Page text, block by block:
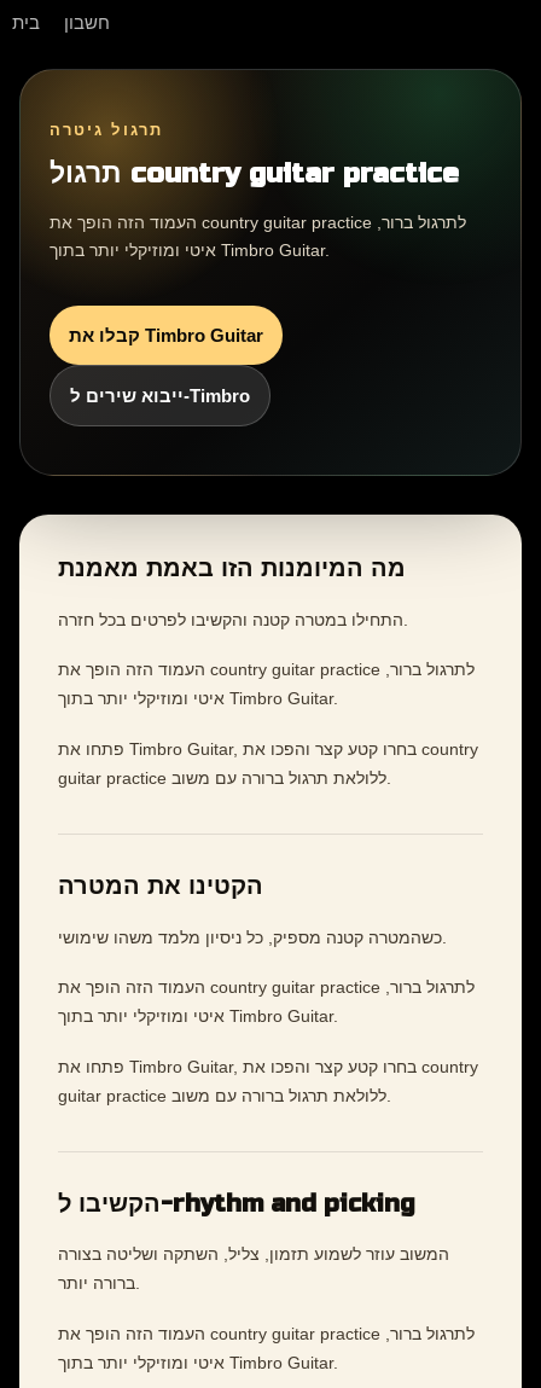
בית חשבון
תרגול גיטרה
תרגול country guitar practice
העמוד הזה הופך את country guitar practice לתרגול ברור,
איטי ומוזיקלי יותר בתוך Timbro Guitar.
קבלו את Timbro Guitar
ייבוא שירים ל-Timbro
מה המיומנות הזו באמת מאמנת
העמוד הזה הופך את country guitar practice לתרגול ברור,
איטי ומוזיקלי יותר בתוך Timbro Guitar.
פתחו את Timbro Guitar, בחרו קטע קצר והפכו את country
הקטינו את המטרה
העמוד הזה הופך את country guitar practice לתרגול ברור,
איטי ומוזיקלי יותר בתוך Timbro Guitar.
פתחו את Timbro Guitar, בחרו קטע קצר והפכו את country
הקשיבו ל-rhythm and picking
המשוב עוזר לשמוע תזמון, צליל, השתקה ושליטה בצורה
ברורה יותר.
העמוד הזה הופך את country guitar practice לתרגול ברור,
איטי ומוזיקלי יותר בתוך Timbro Guitar.